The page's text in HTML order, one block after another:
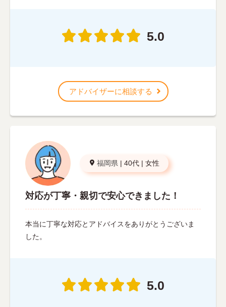
5.0
アドバイザーに相談する
福岡県 | 40代 | 女性
対応が丁寧・親切で安心できました！
本当に丁寧な対応とアドバイスをありがとうございま
した。
5.0